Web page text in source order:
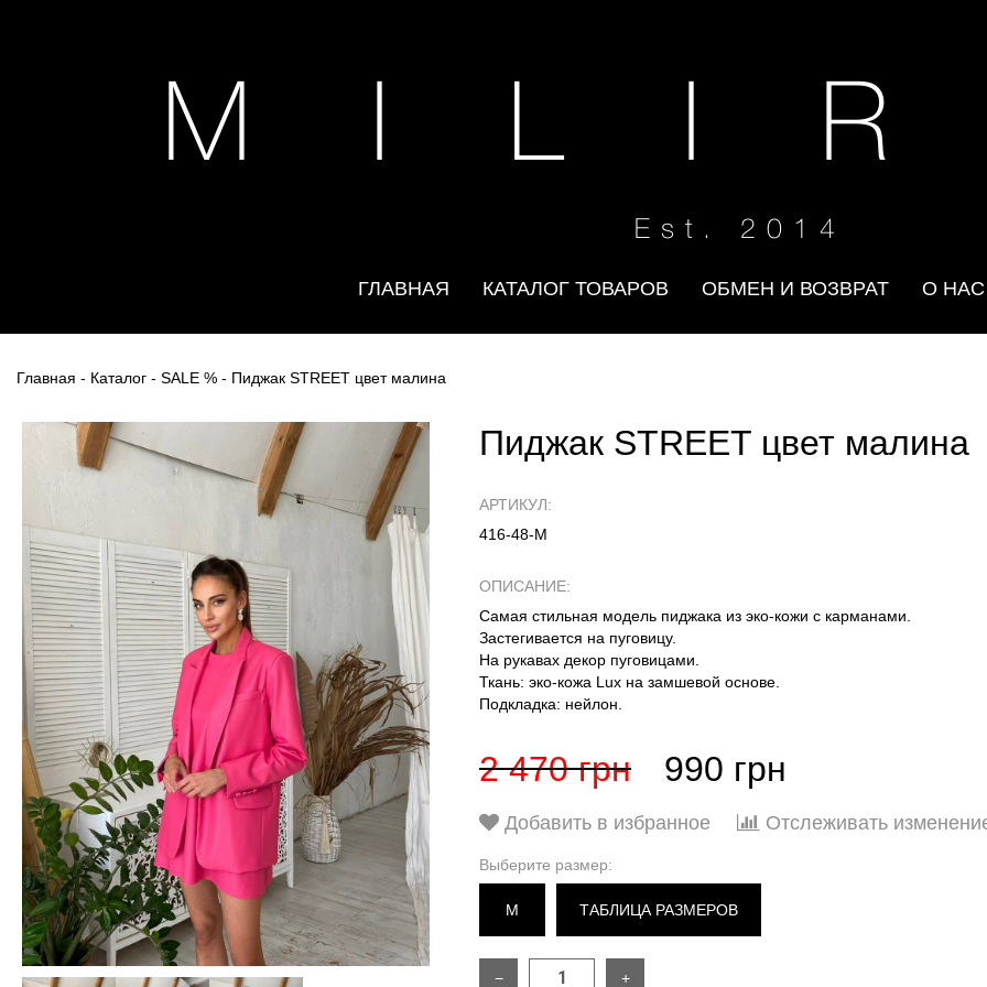
M I L I R
Est. 2014
ГЛАВНАЯ КАТАЛОГ ТОВАРОВ ОБМЕН И ВОЗВРАТ О НАС
Главная - Каталог - SALE % - Пиджак STREET цвет малина
Пиджак STREET цвет малина
АРТИКУЛ:
416-48-М
ОПИСАНИЕ:
Самая стильная модель пиджака из эко-кожи с карманами.
Застегивается на пуговицу.
На рукавах декор пуговицами.
Ткань: эко-кожа Lux на замшевой основе.
Подкладка: нейлон.
2 470 грн 990 грн
Добавить в избранное Отслеживать
Выберите размер:
M ТАБЛИЦА РАЗМЕРОВ
− +